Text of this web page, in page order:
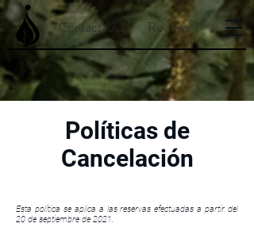
Reviews
Contact Us
Políticas de
Cancelación
Esta política se aplica a las reservas efectuadas a partir del
20 de septiembre de 2021.